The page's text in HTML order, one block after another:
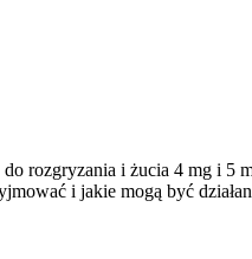
rozgryzania i żucia 4 mg i 5
i jakie mogą być